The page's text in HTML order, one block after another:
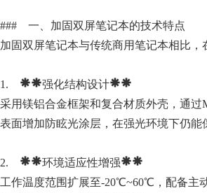
### 一、加固双屏笔记本的技术特点
加固双屏笔记本与传统商用笔记本相比
1. **强化结构设计**
采用镁铝合金框架和复合材质外壳，通
表面增加防眩光涂层，在强光环境下仍
2. **环境适应性增强**
工作温度范围扩展至-20℃~60℃，配备主